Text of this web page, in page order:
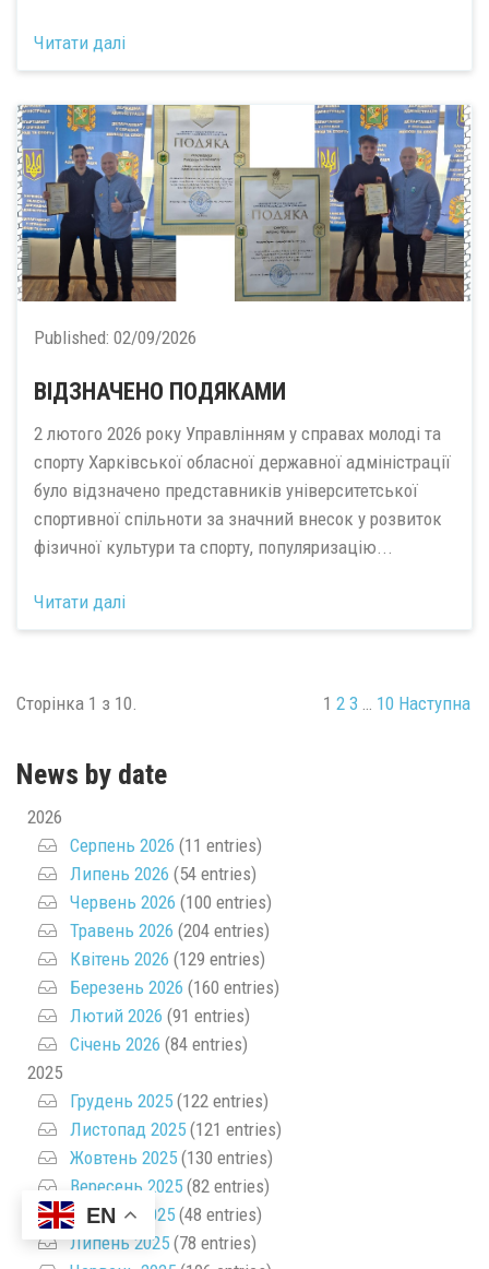
Читати далі
Published: 02/09/2026
ВІДЗНАЧЕНО ПОДЯКАМИ
2 лютого 2026 року Управлінням у справах молоді та
спорту Харківської обласної державної адміністрації
було відзначено представників університетської
спортивної спільноти за значний внесок у розвиток
фізичної культури та спорту, популяризацію...
Читати далі
Сторінка 1 з 10. 1 2 3 … 10 Наступна
News by date
2026
Серпень 2026 (11 entries)
Липень 2026 (54 entries)
Червень 2026 (100 entries)
Травень 2026 (204 entries)
Квітень 2026 (129 entries)
Березень 2026 (160 entries)
Лютий 2026 (91 entries)
Січень 2026 (84 entries)
2025
Грудень 2025 (122 entries)
Листопад 2025 (121 entries)
Жовтень 2025 (130 entries)
Вересень 2025 (82 entries)
Серпень 2025 (48 entries)
Липень 2025 (78 entries)
EN